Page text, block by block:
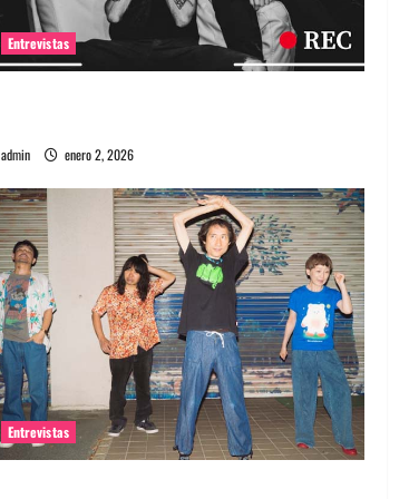
Entrevistas
admin enero 2, 2026
Entrevistas